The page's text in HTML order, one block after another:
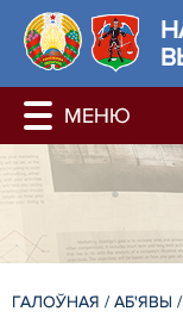
ГАЛОЎНАЯ / АБ'ЯВЫ /